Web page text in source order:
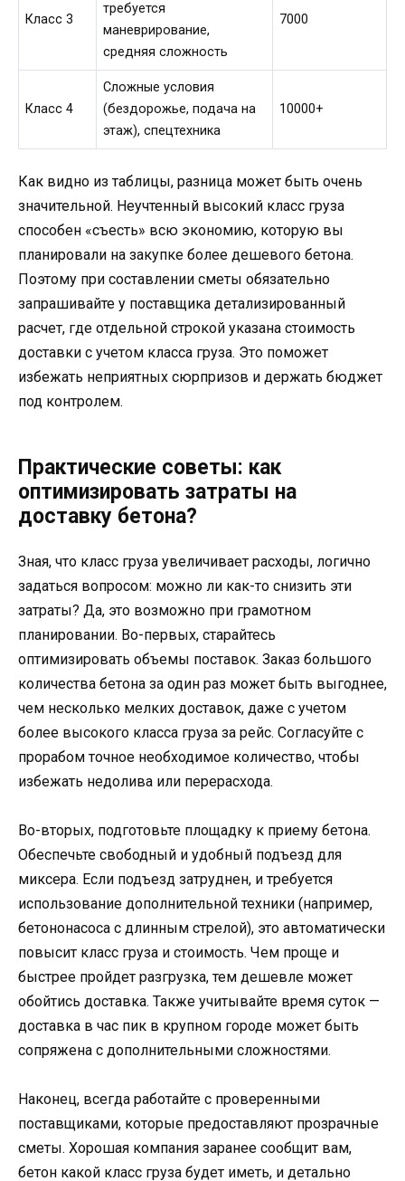
Класс 3
требуется
маневрирование,
средняя сложность
7000
Класс 4
Сложные условия
(бездорожье, подача на
этаж), спецтехника
10000+
Как видно из таблицы, разница может быть очень
значительной. Неучтенный высокий класс груза
способен «съесть» всю экономию, которую вы
планировали на закупке более дешевого бетона.
Поэтому при составлении сметы обязательно
запрашивайте у поставщика детализированный
расчет, где отдельной строкой указана стоимость
доставки с учетом класса груза. Это поможет
избежать неприятных сюрпризов и держать бюджет
под контролем.
Практические советы: как
оптимизировать затраты на
доставку бетона?
Зная, что класс груза увеличивает расходы, логично
задаться вопросом: можно ли как-то снизить эти
затраты? Да, это возможно при грамотном
планировании. Во-первых, старайтесь
оптимизировать объемы поставок. Заказ большого
количества бетона за один раз может быть выгоднее,
чем несколько мелких доставок, даже с учетом
более высокого класса груза за рейс. Согласуйте с
прорабом точное необходимое количество, чтобы
избежать недолива или перерасхода.
Во-вторых, подготовьте площадку к приему бетона.
Обеспечьте свободный и удобный подъезд для
миксера. Если подъезд затруднен, и требуется
использование дополнительной техники (например,
бетононасоса с длинным стрелой), это автоматически
повысит класс груза и стоимость. Чем проще и
быстрее пройдет разгрузка, тем дешевле может
обойтись доставка. Также учитывайте время суток —
доставка в час пик в крупном городе может быть
сопряжена с дополнительными сложностями.
Наконец, всегда работайте с проверенными
поставщиками, которые предоставляют прозрачные
сметы. Хорошая компания заранее сообщит вам,
бетон какой класс груза будет иметь, и детально